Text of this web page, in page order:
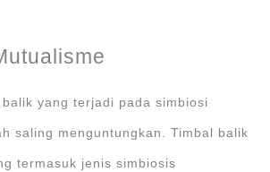
yang terjadi pada simbiosi
saling menguntungkan. Timbal balik
termasuk jenis simbiosis